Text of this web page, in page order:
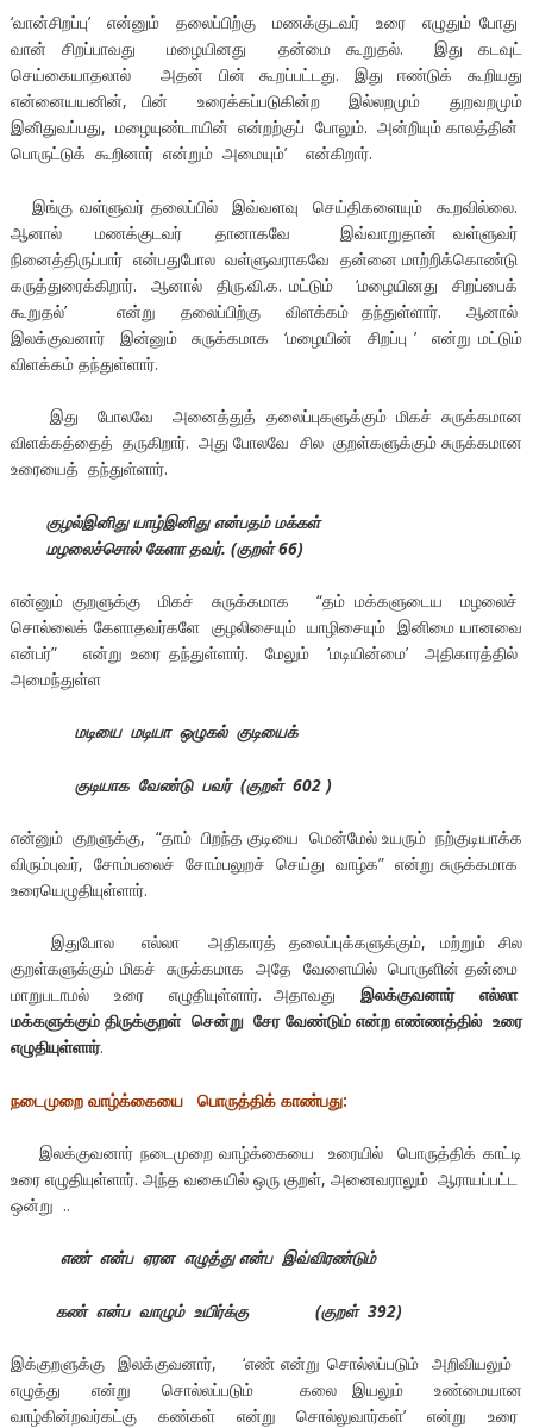
‘வான்சிறப்பு’ என்னும் தலைப்பிற்கு மணக்குடவர் உரை எழுதும் போது
வான் சிறப்பாவது மழையினது தன்மை கூறுதல். இது கடவுட்
செய்கையாதலால் அதன் பின் கூறப்பட்டது. இது ஈண்டுக் கூறியது
என்னையயனின், பின் உரைக்கப்படுகின்ற இல்லறமும் துறவறமும்
இனிதுவப்பது, மழையுண்டாயின் என்றற்குப் போலும். அன்றியும் காலத்தின்
பொருட்டுக் கூறினார் என்றும் அமையும்’ என்கிறார்.
இங்கு வள்ளுவர் தலைப்பில் இவ்வளவு செய்திகளையும் கூறவில்லை.
ஆனால் மணக்குடவர் தானாகவே இவ்வாறுதான் வள்ளுவர்
நினைத்திருப்பார் என்பதுபோல வள்ளுவராகவே தன்னை மாற்றிக்கொண்டு
கருத்துரைக்கிறார். ஆனால் திரு.வி.க. மட்டும் ‘மழையினது சிறப்பைக்
கூறுதல்’ என்று தலைப்பிற்கு விளக்கம் தந்துள்ளார். ஆனால்
இலக்குவனார் இன்னும் சுருக்கமாக ‘மழையின் சிறப்பு ’ என்று மட்டும்
விளக்கம் தந்துள்ளார்.
இது போலவே அனைத்துத் தலைப்புகளுக்கும் மிகச் சுருக்கமான
விளக்கத்தைத் தருகிறார். அது போலவே சில குறள்களுக்கும் சுருக்கமான
உரையைத் தந்துள்ளார்.
குழல்இனிது யாழ்இனிது என்பதம் மக்கள்
மழலைச்சொல் கேளா தவர். (குறள் 66)
என்னும் குறளுக்கு மிகச் சுருக்கமாக “தம் மக்களுடைய மழலைச்
சொல்லைக் கேளாதவர்களே குழலிசையும் யாழிசையும் இனிமை யானவை
என்பர்” என்று உரை தந்துள்ளார். மேலும் ‘மடியின்மை’ அதிகாரத்தில்
அமைந்துள்ள
மடியை மடியா ஒழுகல் குடியைக்
குடியாக வேண்டு பவர் (குறள் 602 )
என்னும் குறளுக்கு, “தாம் பிறந்த குடியை மென்மேல் உயரும் நற்குடியாக்க
விரும்புவர், சோம்பலைச் சோம்பலுறச் செய்து வாழ்க” என்று சுருக்கமாக
உரையெழுதியுள்ளார்.
இதுபோல எல்லா அதிகாரத் தலைப்புக்களுக்கும், மற்றும் சில
குறள்களுக்கும் மிகச் சுருக்கமாக அதே வேளையில் பொருளின் தன்மை
மாறுபடாமல் உரை எழுதியுள்ளார். அதாவதுஇலக்குவனார் எல்லா
மக்களுக்கும் திருக்குறள் சென்று சேர வேண்டும் என்ற எண்ணத்தில் உரை
எழுதியுள்ளார்.
நடைமுறை வாழ்க்கையை பொருத்திக் காண்பது:
இலக்குவனார் நடைமுறை வாழ்க்கையை உரையில் பொருத்திக் காட்டி
உரை எழுதியுள்ளார். அந்த வகையில் ஒரு குறள், அனைவராலும் ஆராயப்பட்ட
ஒன்று ..
எண் என்ப ஏரன எழுத்து என்ப இவ்விரண்டும்
கண் என்ப வாழும் உயிர்க்கு (குறள் 392)
இக்குறளுக்கு இலக்குவனார், ‘எண் என்று சொல்லப்படும் அறிவியலும்
எழுத்து என்று சொல்லப்படும் கலை இயலும் உண்மையான
வாழ்கின்றவர்கட்கு கண்கள் என்று சொல்லுவார்கள்’ என்று உரை